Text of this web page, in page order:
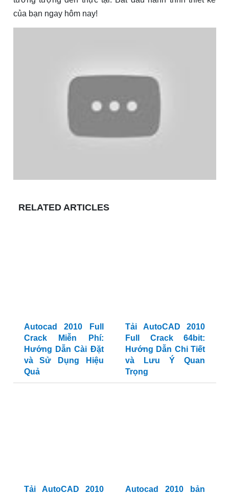
của bạn ngay hôm nay!
RELATED ARTICLES
Autocad 2010 Full
Crack Miễn Phí:
Hướng Dẫn Cài Đặt
và Sử Dụng Hiệu
Quả
Tải AutoCAD 2010
Full Crack 64bit:
Hướng Dẫn Chi Tiết
và Lưu Ý Quan
Trọng
Tải AutoCAD 2010
Autocad 2010 bản